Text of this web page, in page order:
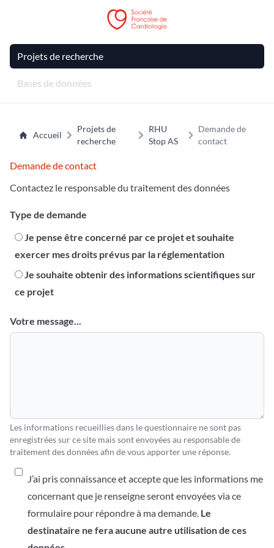
Projets de recherche
Bases de données
Accueil
Projets de
recherche
RHU
Stop AS
Demande de
contact
Demande de contact
Contactez le responsable du traitement des données
Type de demande
exercer mes droits prévus par la réglementation
ce projet
Votre message...
Les informations recueillies dans le questionnaire ne sont pas
enregistrées sur ce site mais sont envoyées au responsable de
traitement des données afin de vous apporter une réponse.
J’ai pris connaissance et accepte que les informations me
concernant que je renseigne seront envoyées via ce
formulaire pour répondre à ma demande. Le
destinataire ne fera aucune autre utilisation de ces